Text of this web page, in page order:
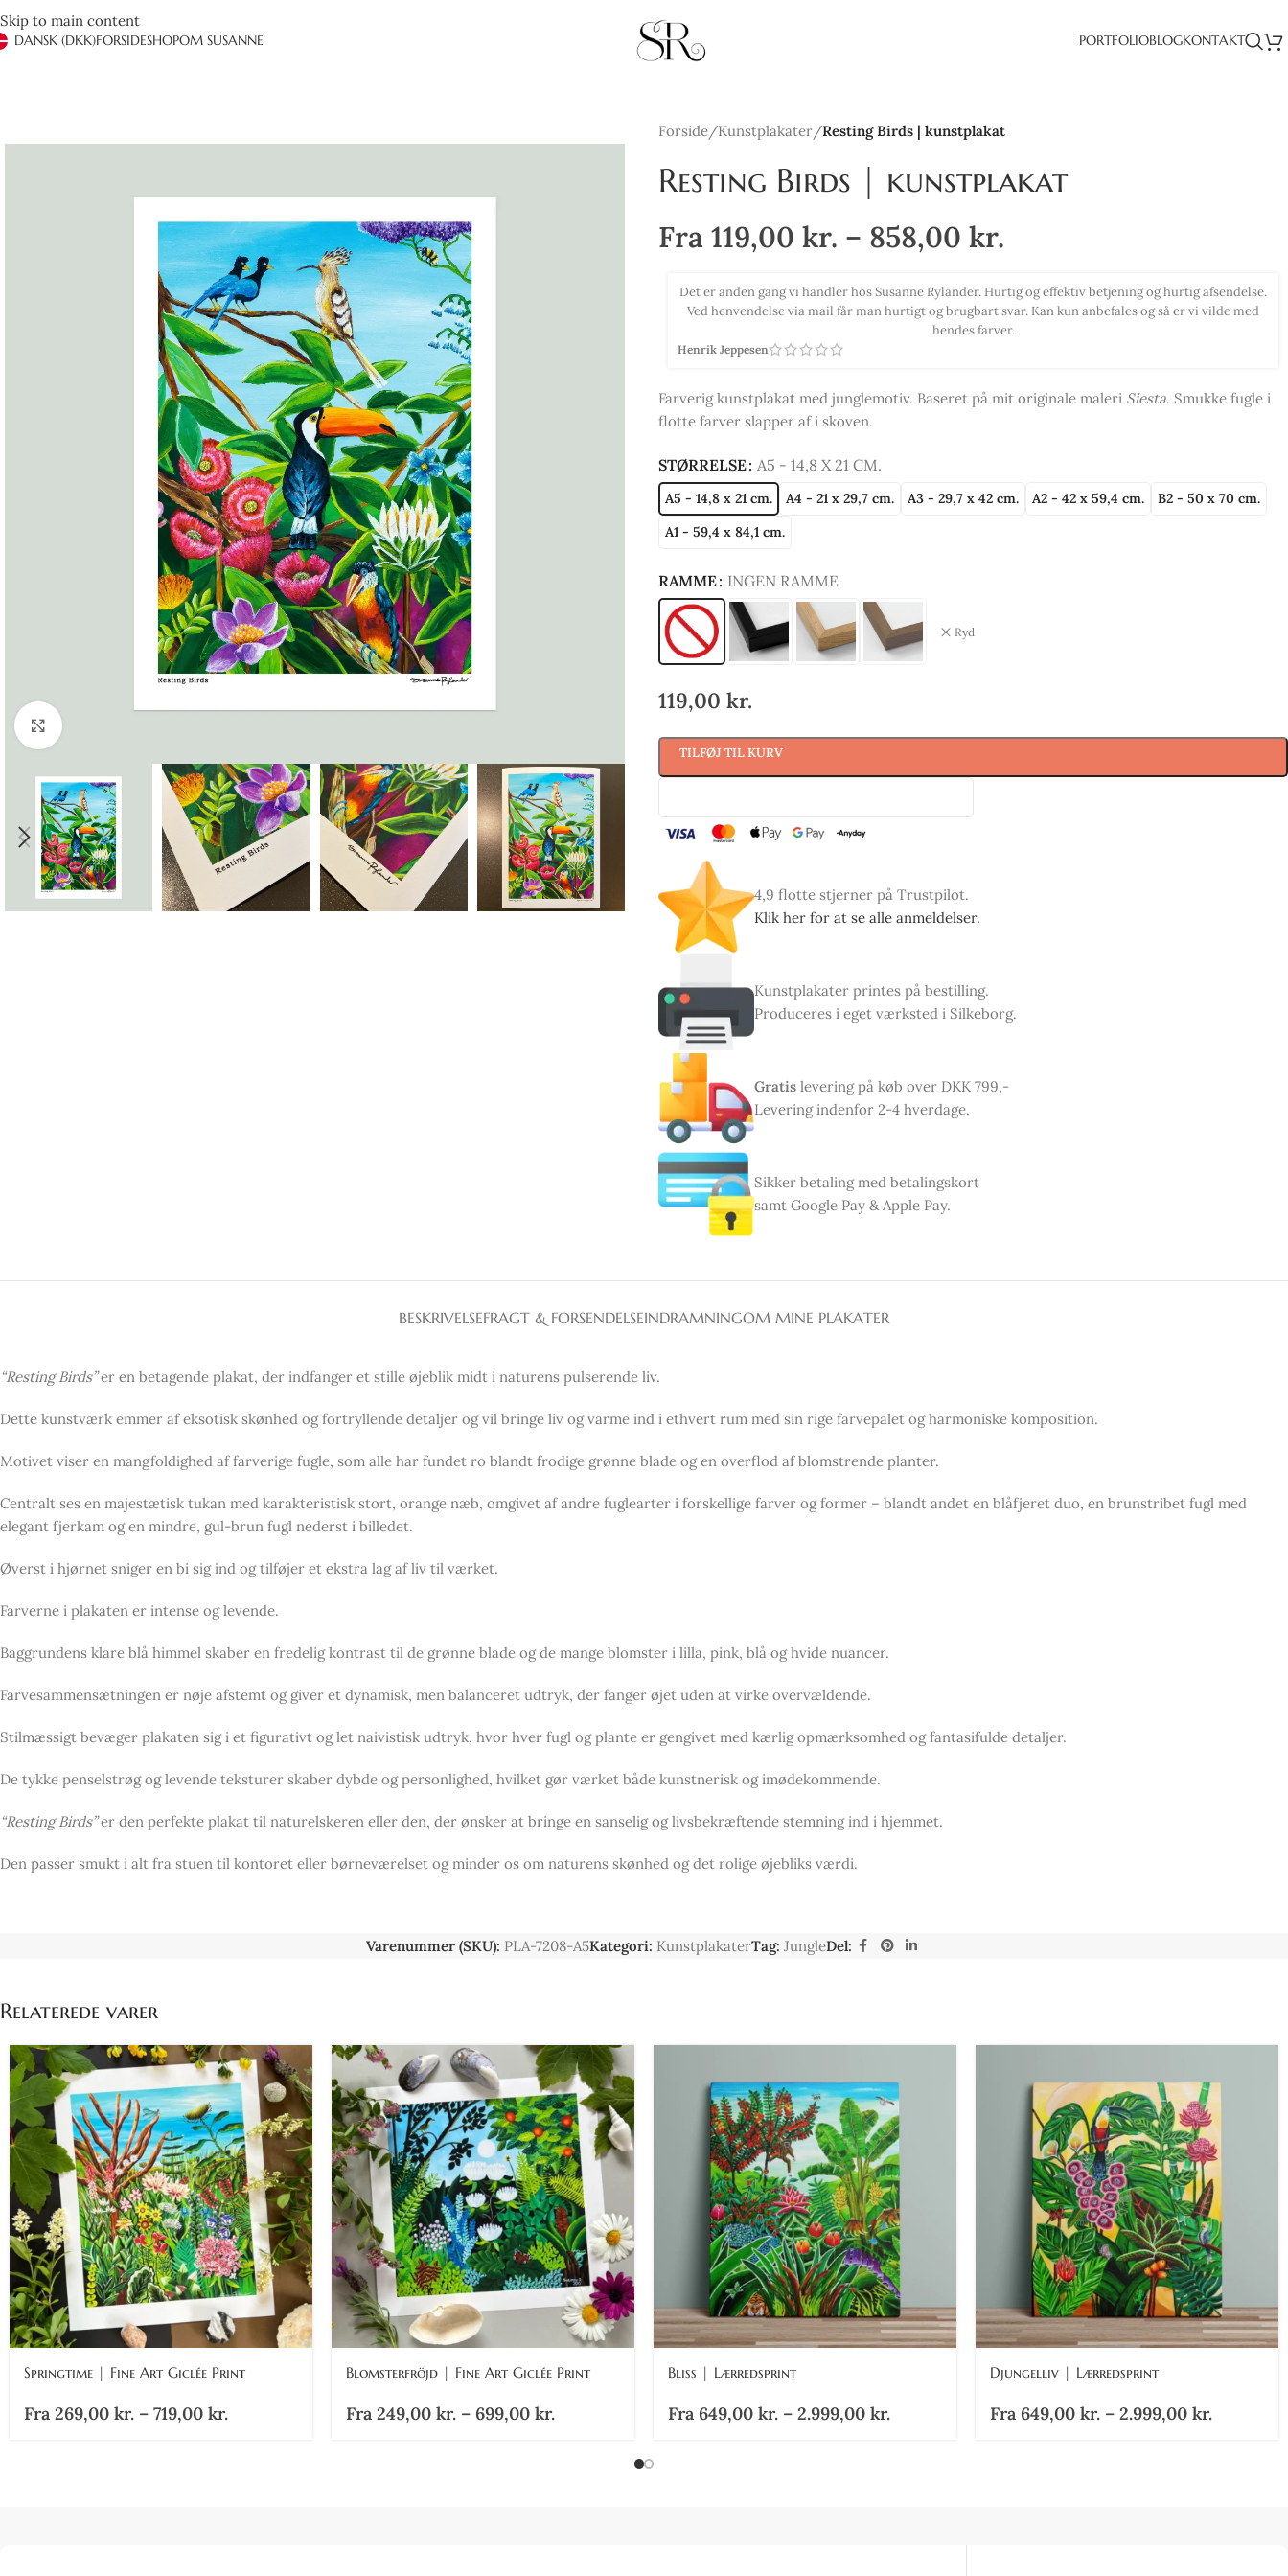
Skip to main content
DANSK (DKK)FORSIDESHOPOM SUSANNE PORTFOLIOBLOGKONTAKT
Forside/Kunstplakater/Resting Birds | kunstplakat
Resting Birds | kunstplakat
Fra 119,00 kr. – 858,00 kr.
Det er anden gang vi handler hos Susanne Rylander. Hurtig og effektiv betjening og hurtig afsendelse.
Ved henvendelse via mail får man hurtigt og brugbart svar. Kan kun anbefales og så er vi vilde med
hendes farver.
Købte 2 smukke print med virkelig smukke farver. Har haft det svært med at indrette min bolig, men
efter de 2 billeder kom op, skal jeg love for jeg blev inspireret til ny stil. Kan anbefale alle at købe
smukke billeder herfra.
Tina Selsmark
Farverig kunstplakat med junglemotiv. Baseret på mit originale maleri Siesta. Smukke fugle i
flotte farver slapper af i skoven.
STØRRELSE A5 - 14,8 X 21 CM.
A5 - 14,8 x 21 cm. A4 - 21 x 29,7 cm. A3 - 29,7 x 42 cm. A2 - 42 x 59,4 cm.
B2 - 50 x 70 cm.
A1 - 59,4 x 84,1 cm.
RAMME INGEN RAMME
Ryd
119,00 kr.
TILFØJ TIL KURV
4,9 flotte stjerner på Trustpilot.
Klik her for at se alle anmeldelser.
Kunstplakater printes på bestilling.
Produceres i eget værksted i Silkeborg.
Gratis levering på køb over DKK 799,-
Levering indenfor 2-4 hverdage.
Sikker betaling med betalingskort
samt Google Pay & Apple Pay.
BESKRIVELSEFRAGT & FORSENDELSEINDRAMNINGOM MINE PLAKATER
“Resting Birds”er en betagende plakat, der indfanger et stille øjeblik midt i naturens pulserende liv.
Dette kunstværk emmer af eksotisk skønhed og fortryllende detaljer og vil bringe liv og varme ind i ethvert rum med sin rige farvepalet og harmoniske komposition.
Motivet viser en mangfoldighed af farverige fugle, som alle har fundet ro blandt frodige grønne blade og en overflod af blomstrende planter.
Centralt ses en majestætisk tukan med karakteristisk stort, orange næb, omgivet af andre fuglearter i forskellige farver og former – blandt andet en blåfjeret duo, en brunstribet fugl med
elegant fjerkam og en mindre, gul-brun fugl nederst i billedet.
Øverst i hjørnet sniger en bi sig ind og tilføjer et ekstra lag af liv til værket.
Farverne i plakaten er intense og levende.
Baggrundens klare blå himmel skaber en fredelig kontrast til de grønne blade og de mange blomster i lilla, pink, blå og hvide nuancer.
Farvesammensætningen er nøje afstemt og giver et dynamisk, men balanceret udtryk, der fanger øjet uden at virke overvældende.
Stilmæssigt bevæger plakaten sig i et figurativt og let naivistisk udtryk, hvor hver fugl og plante er gengivet med kærlig opmærksomhed og fantasifulde detaljer.
De tykke penselstrøg og levende teksturer skaber dybde og personlighed, hvilket gør værket både kunstnerisk og imødekommende.
“Resting Birds”er den perfekte plakat til naturelskeren eller den, der ønsker at bringe en sanselig og livsbekræftende stemning ind i hjemmet.
Den passer smukt i alt fra stuen til kontoret eller børneværelset og minder os om naturens skønhed og det rolige øjebliks værdi.
Varenummer (SKU): PLA-7208-A5Kategori: KunstplakaterTag: JungleDel:
Relaterede varer
Springtime | Fine Art Giclée Print
Fra 269,00 kr. – 719,00 kr.
Blomsterfröjd | Fine Art Giclée Print
Fra 249,00 kr. – 699,00 kr.
Bliss | Lærredsprint
Fra 649,00 kr. – 2.999,00 kr.
Djungelliv | Lærredsprint
Fra 649,00 kr. – 2.999,00 kr.